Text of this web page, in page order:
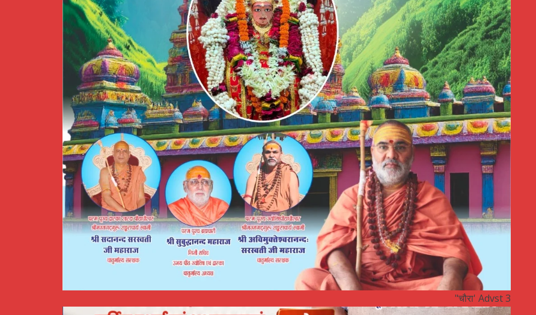
"चौरा' Advst 3